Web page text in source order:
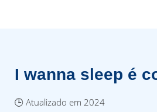
I wanna sleep é
🕒 Atualizado em 2024